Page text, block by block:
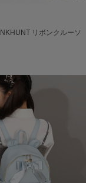
リボンクルーソ